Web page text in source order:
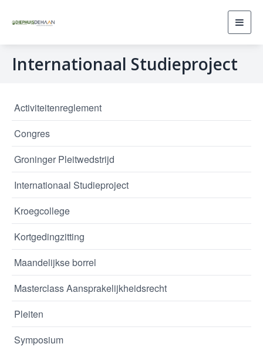
Internationaal Studieproject
Activiteitenreglement
Congres
Groninger Pleitwedstrijd
Internationaal Studieproject
Kroegcollege
Kortgedingzitting
Maandelijkse borrel
Masterclass Aansprakelijkheidsrecht
Pleiten
Symposium